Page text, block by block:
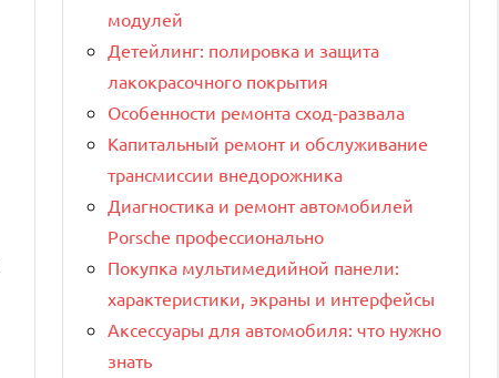
модулей
Детейлинг: полировка и защита
лакокрасочного покрытия
Особенности ремонта сход-развала
Капитальный ремонт и обслуживание
трансмиссии внедорожника
Диагностика и ремонт автомобилей
Porsche профессионально
Покупка мультимедийной панели:
характеристики, экраны и интерфейсы
Аксессуары для автомобиля: что нужно
знать